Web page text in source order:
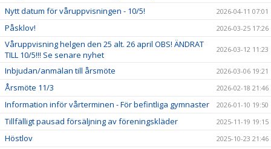
Nytt datum för våruppvisningen - 10/5! 2026-04-11 07:01
Påsklov! 2026-03-25 17:26
Våruppvisning helgen den 25 alt. 26 april OBS! ÄNDRAT
TILL 10/5!!! Se senare nyhet
2026-03-12 11:23
Inbjudan/anmälan till årsmöte 2026-03-06 19:21
Årsmöte 11/3 2026-02-18 21:46
Information inför vårterminen - För befintliga gymnaster 2026-01-10 19:50
Tillfälligt pausad försäljning av föreningskläder 2025-11-19 19:15
Höstlov 2025-10-23 21:46